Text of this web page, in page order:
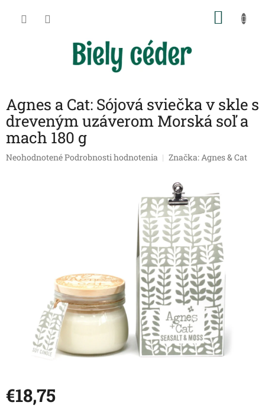
Agnes a Cat: Sójová sviečka v skle s
dreveným uzáverom Morská soľ a
mach 180 g
Priemerné
NeohodnotenéPodrobnosti hodnotenia Značka:Agnes & Cat
€18,75